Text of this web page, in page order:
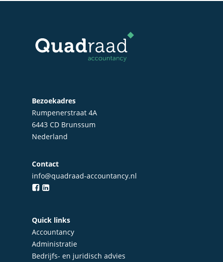
Bezoekadres
Rumpenerstraat 4A
6443 CD Brunssum
Nederland
Contact
info@quadraad-accountancy.nl
Quick links
Accountancy
Administratie
Bedrijfs- en juridisch advies
Home